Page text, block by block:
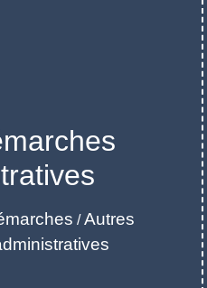
/Autres